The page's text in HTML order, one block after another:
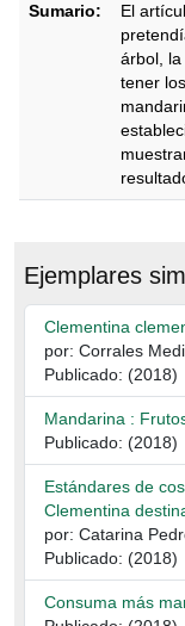
Sumario:
El
árbol,
tener
Ejemplares
Clementina
por: Corrales
Publicado: (2018)
Mandarina :
Publicado: (2018)
Estándares de
Clementina
por: Catarina
Publicado: (2018)
Consuma más